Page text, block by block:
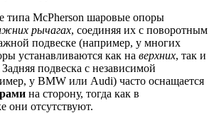
типа McPherson шаровые опоры
рычагах, соединяя их с поворотным
подвеске (например, у многих
устанавливаются как на верхних, так и
Задняя подвеска с независимой
у BMW или Audi) часто оснащается
на сторону, тогда как в
они отсутствуют.